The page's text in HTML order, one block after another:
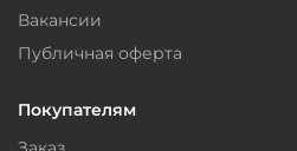
Вакансии
Публичная оферта
Покупателям